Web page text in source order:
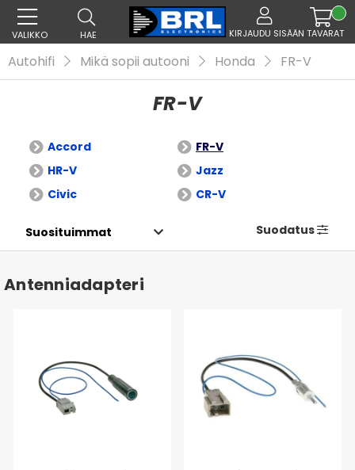
VALIKKO HAE KIRJAUDU SISÄÄN TAVARAT
Autohifi Mikä sopii autooni Honda FR-V
FR-V
Accord
FR-V
HR-V
Jazz
Civic
CR-V
Suodatus
Antenniadapteri